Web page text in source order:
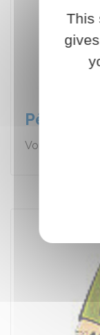
Pêche
Vous
This